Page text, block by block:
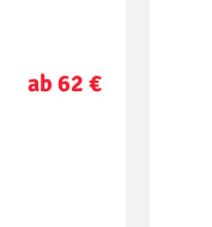
ab 62 €